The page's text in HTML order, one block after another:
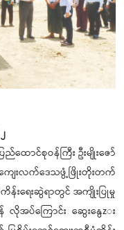
ထောင်စုဝန်ကြီး ဦးမျိုးဇော်
ေးလက်ဒေသဖွံ့ဖြိုးတိုးတက်
ကိန်းရေးဆွဲရာတွင် အကျိုးပြုမှု
ရန် လိုအပ်ကြောင်း ဆွေးနွေzး